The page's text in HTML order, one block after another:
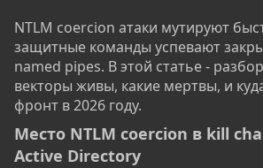
NTLM coercion атаки мутируют
защитные команды успевают
named pipes. В этой статье -
векторы живы, какие мертвы, и
фронт в 2026 году.
Место NTLM coercion в kill
Active Directory​